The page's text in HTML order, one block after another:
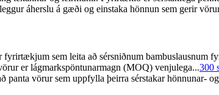
áherslu á gæði og einstaka hönnun sem gerir
sem leita að sérsniðnum bambuslausnum
er lágmarkspöntunarmagn (MOQ) venjulega...300
vörur sem uppfylla þeirra sérstakar hönnunar-